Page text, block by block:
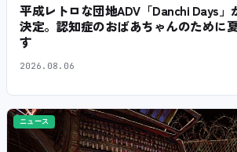
平成レトロな団地ADV「Danchi Days」
決定。認知症のおばあちゃんのために
す
2026.08.06
ニュース